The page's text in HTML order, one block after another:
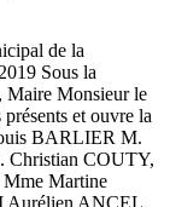
de la
Sous la
Maire Monsieur le
et ouvre la
BARLIER M.
COUTY,
Martine
ANCEL,